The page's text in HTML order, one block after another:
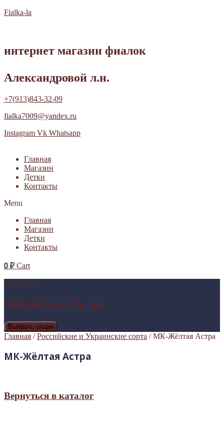
Fialka-la
интернет магазин фиалок
Александровой л.н.
+7(913)843-32-09
fialka7009@yandex.ru
Instagram Vk Whatsapp
Главная
Магазин
Детки
Контакты
Menu
Главная
Магазин
Детки
Контакты
0₽ Cart
Выбрано:
МК-Жёлтая Астра
Выбрать опции
Главная /Российские и Украинские сорта / МК-Жёлтая Астра
МК-Жёлтая Астра
Вернуться в каталог